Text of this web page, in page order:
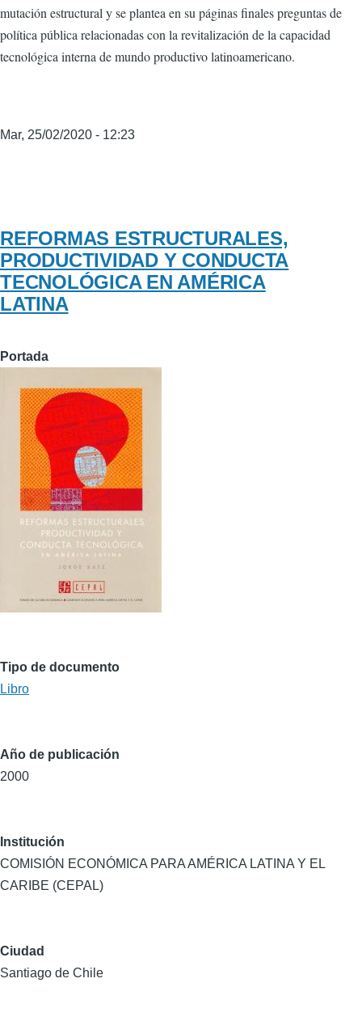
mutación estructural y se plantea en su páginas finales preguntas de
política pública relacionadas con la revitalización de la capacidad
tecnológica interna de mundo productivo latinoamericano.
Mar, 25/02/2020 - 12:23
REFORMAS ESTRUCTURALES,
PRODUCTIVIDAD Y CONDUCTA
TECNOLÓGICA EN AMÉRICA
LATINA
Portada
Tipo de documento
Libro
Año de publicación
2000
Institución
COMISIÓN ECONÓMICA PARA AMÉRICA LATINA Y EL
CARIBE (CEPAL)
Ciudad
Santiago de Chile